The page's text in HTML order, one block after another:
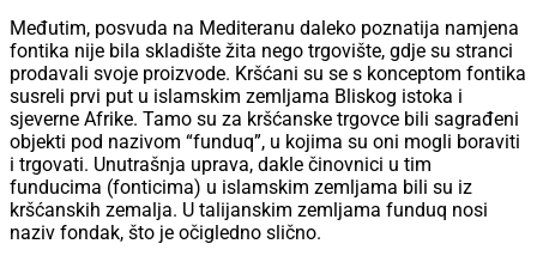
Međutim, posvuda na Mediteranu daleko poznatija namjena
fontika nije bila skladište žita nego trgovište, gdje su stranci
prodavali svoje proizvode. Kršćani su se s konceptom fontika
susreli prvi put u islamskim zemljama Bliskog istoka i
sjeverne Afrike. Tamo su za kršćanske trgovce bili sagrađeni
objekti pod nazivom “funduq”, u kojima su oni mogli boraviti
i trgovati. Unutrašnja uprava, dakle činovnici u tim
funducima (fonticima) u islamskim zemljama bili su iz
kršćanskih zemalja. U talijanskim zemljama funduq nosi
naziv fondak, što je očigledno slično.